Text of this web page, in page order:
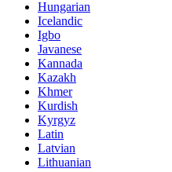
Hungarian
Icelandic
Igbo
Javanese
Kannada
Kazakh
Khmer
Kurdish
Kyrgyz
Latin
Latvian
Lithuanian